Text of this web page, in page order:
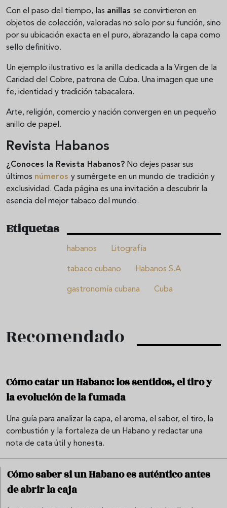
Con el paso del tiempo, las anillas se convirtieron en
objetos de colección, valoradas no solo por su función, sino
por su ubicación exacta en el puro, abrazando la capa como
sello definitivo.
Un ejemplo ilustrativo es la anilla dedicada a la Virgen de la
Caridad del Cobre, patrona de Cuba. Una imagen que une
fe, identidad y tradición tabacalera.
Arte, religión, comercio y nación convergen en un pequeño
anillo de papel.
Revista Habanos
¿Conoces la Revista Habanos? No dejes pasar sus
últimos números y sumérgete en un mundo de tradición y
exclusividad. Cada página es una invitación a descubrir la
esencia del mejor tabaco del mundo.
Etiquetas
habanos Litografía
tabaco cubano Habanos S.A
gastronomía cubana Cuba
Recomendado
Cómo catar un Habano: los sentidos, el tiro y
la evolución de la fumada
Una guía para analizar la capa, el aroma, el sabor, el tiro, la
combustión y la fortaleza de un Habano y redactar una
nota de cata útil y honesta.
Cómo saber si un Habano es auténtico antes
de abrir la caja